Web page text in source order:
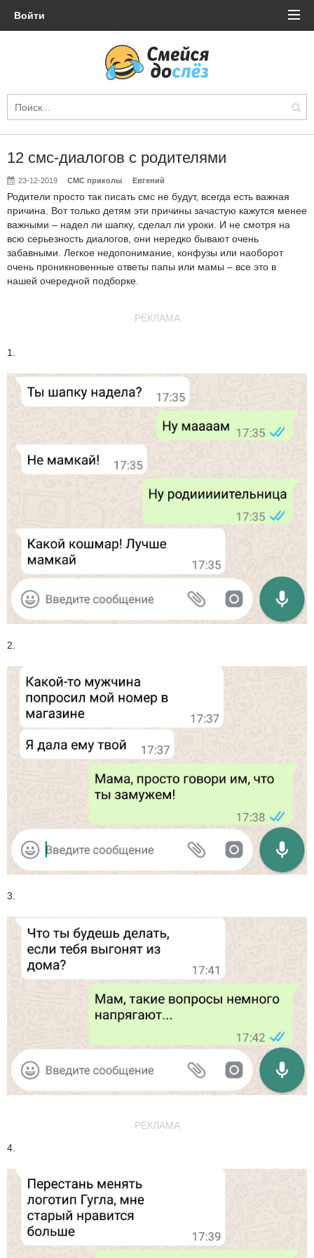
Войти
12 смс-диалогов с родителями
23-12-2019 СМС приколы Евгений
Родители просто так писать смс не будут, всегда есть важная
причина. Вот только детям эти причины зачастую кажутся менее
важными – надел ли шапку, сделал ли уроки. И не смотря на
всю серьезность диалогов, они нередко бывают очень
забавными. Легкое недопонимание, конфузы или наоборот
очень проникновенные ответы папы или мамы – все это в
нашей очередной подборке.
РЕКЛАМА
1.
2.
3.
РЕКЛАМА
4.